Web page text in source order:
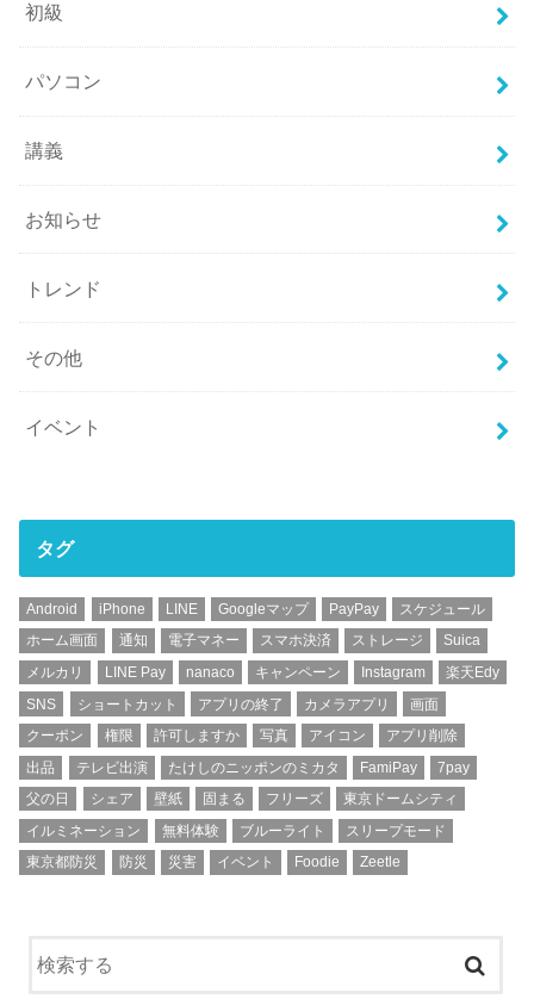
初級
パソコン
講義
お知らせ
トレンド
その他
イベント
タグ
Android iPhone LINE Googleマップ PayPay
スケジュール
ホーム画面
通知 電子マネー スマホ決済 ストレージ
Suica
メルカリ
LINE Pay nanaco キャンペーン Instagram
楽天Edy
SNS
ショートカット アプリの終了 カメラアプリ
画面
クーポン
権限 許可しますか 写真 アイコン
アプリ削除
出品
テレビ出演 たけしのニッポンのミカタ FamiPay
7pay
父の日
シェア 壁紙 固まる フリーズ
東京ドームシティ
イルミネーション
無料体験 ブルーライト
スリープモード
東京都防災
防災 災害 イベント Foodie Zeetle